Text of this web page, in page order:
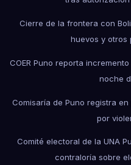
Cierre de la frontera con
huevos y otros
COER Puno reporta
noche
Comisaría de Puno registra
por
Comité electoral de la UNA
contraloría sobre